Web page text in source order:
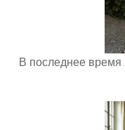
В последнее время